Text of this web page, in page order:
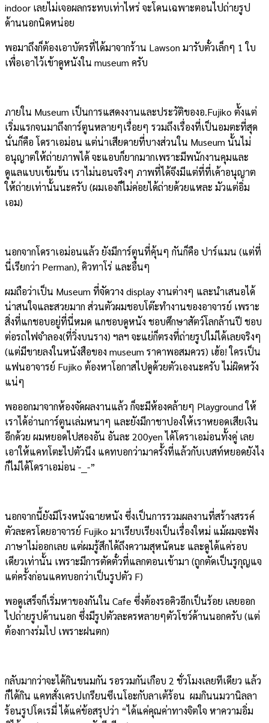
indoor เลยไม่เจอผลกระทบเท่าไหร่ จะโดนเฉพาะตอนไปถ่ายรูป
ด้านนอกนิดหน่อย
พอมาถึงก็ต้องเอาบัตรที่ได้มาจากร้าน Lawson มารับตั๋วเล็กๆ 1 ใบ
เพื่อเอาไว้เข้าดูหนังใน museum ครับ
ภายใน Museum เป็นการแสดงงานและประวัติของอ.Fujiko ตั้งแต่
เริ่มแรกจนมาถึงการ์ตูนหลายๆเรื่อยๆ รวมถึงเรื่องที่เป็นอมตะที่สุด
นั่นก็คือ โดราเอม่อน แต่น่าเสียดายที่บางส่วนใน Museum นั้นไม่
อนุญาตให้ถ่ายภาพได้ จะแอบก็ยากมากเพราะมีพนักงานคุมและ
ดูแลแบบเข้มข้น เราไม่นอนจริงๆ ภาพที่ได้จึงมีแต่ที่ที่เค้าอนุญาต
ให้ถ่ายเท่านั้นนะครับ (ผมเองก็ไม่ค่อยได้ถ่ายด้วยแหละ มัวแต่อิ่ม
เอม)
นอกจากโดราเอม่อนแล้ว ยังมีการ์ตูนที่คุ้นๆ กันก็คือ ปาร์แมน (แต่ที่
นี่เรียกว่า Perman), คิวทาโร่ และอื่นๆ
ผมถือว่าเป็น Museum ที่จัดวาง display งานต่างๆ และนำเสนอได้
น่าสนใจและสวยมาก ส่วนตัวผมชอบโต๊ะทำงานของอาจารย์ เพราะ
สิ่งที่แกชอบอยู่ที่นี่หมด แกชอบดูหนัง ชอบศึกษาสัตว์โลกล้านปี ชอบ
ต่อรถไฟจำลอง(ที่วิ่งบนราง) ฯลฯ จะแย่ก็ตรงที่ถ่ายรูปไม่ได้เลยจริงๆ
(แต่มีขายลงในหนังสือของ museum ราคาพอสมควร) เฮ้อ! ใครเป็น
แฟนอาจารย์ Fujiko ต้องหาโอกาสไปดูด้วยตัวเองนะครับ ไม่ผิดหวัง
แน่ๆ
พอออกมาจากห้องจัดผลงานแล้ว ก็จะมีห้องคล้ายๆ Playground ให้
เราได้อ่านการ์ตูนเล่มหนาๆ และยังมีกาชาปองให้เราหยอดเสียเงิน
อีกด้วย ผมหยอดไปสองอัน อันละ 200yen ได้โดราเอม่อนทั้งคู่ เลย
เอาให้แคทโตะไปตัวนึง แคทบอกว่ามาครั้งที่แล้วกับเบสท์หยอดยังไง
ก็ไม่ได้โดราเอม่อน -__-”
นอกจากนี้ยังมีโรงหนังฉายหนัง ซึ่งเป็นการรวมผลงานที่สร้างสรรค์
ตัวละครโดยอาจารย์ Fujiko มาเรียบเรียงเป็นเรื่องใหม่ แม้ผมจะฟัง
ภาษาไม่ออกเลย แต่ผมรู้สึกได้ถึงความสุหนัดนะ และดูได้แค่รอบ
เดียวเท่านั้น เพราะมีการตัดตั๋วที่แลกตอนเข้ามา (ถูกตัดเป็นรูกุญแจ
แต่ครั้งก่อนแคทบอกว่าเป็นรูปตัว F)
พอดูเสร็จก็เริ่มหาของกันใน Cafe ซึ่งต้องรอคิวอีกเป็นร้อย เลยออก
ไปถ่ายรูปด้านนอก ซึ่งมีรูปตัวละครหลายๆตัวโชว์ด้านนอกครับ (แต่
ต้องกางร่มไป เพราะฝนตก)
กลับมากว่าจะได้กินขนมกัน รอรวมกันเกือบ 2 ชั่วโมงเลยทีเดียว แล้ว
ก็ได้กิน แคทสั่งเครปเกรียนซึเนโอะกับลาเต้ร้อน ผมกินนมวานิลลา
ร้อนรูปโดเรมี่ ได้แค่ข้อสรุปว่า “ได้แค่คุณค่าทางจิตใจ หาความอิ่ม